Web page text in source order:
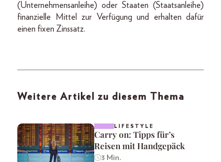
(Unternehmensanleihe) oder Staaten (Staatsanleihe)
finanzielle Mittel zur Verfügung und erhalten dafür
einen fixen Zinssatz.
Weitere Artikel zu diesem Thema
LIFESTYLE
Carry on: Tipps für’s
Reisen mit Handgepäck
3 Min.